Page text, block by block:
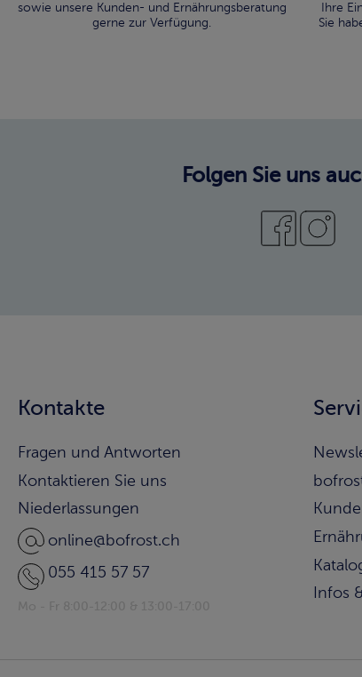
sowie unsere Kunden- und Ernährungsberatung
gerne zur Verfügung.
Ihre
Sie
Kontakte
Fragen und Antworten
Kontaktieren Sie uns
Niederlassungen
online@bofrost.ch
055 415 57 57
Infos
Folgen Sie uns